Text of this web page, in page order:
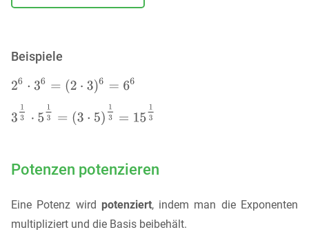
Beispiele
Potenzen potenzieren
Eine Potenz wird potenziert, indem man die Exponenten
multipliziert und die Basis beibehält.